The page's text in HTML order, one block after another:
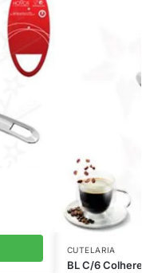
CUTELARIA
BL C/6